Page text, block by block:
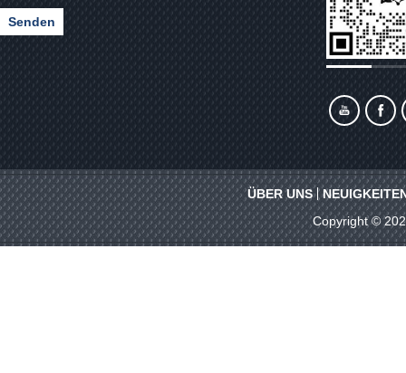
Senden
ÜBER UNS
Copyright ©